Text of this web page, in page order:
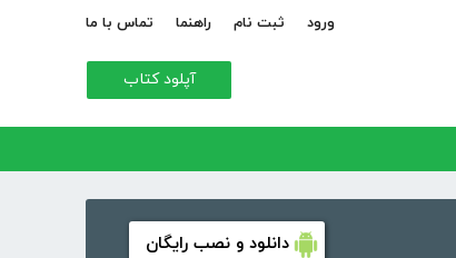
ورود ثبت نام راهنما تماس با ما
آپلود کتاب
دانلود و نصب رایگان